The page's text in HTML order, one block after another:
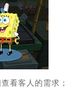
看客人的需求；